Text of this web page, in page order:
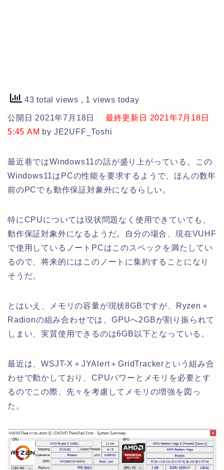
43 total views , 1 views today
公開日 2021年7月18日
最終更新日 2021年7月18日
5:45 AM by JE2UFF_Toshi
最近巷ではWindows11の話が盛り上がっている。この
Windows11はPCの性能を要求するようで、ほんの数年
前のPCでも動作保証対象外になるらしい。
特にCPUについては現状問題なく使用できていても、
動作保証対象外になるようだ。自分の場合、現在VUHF
で使用しているノートPCはこのスペックを満たしてい
るので、将来的にはこのノートに集約することになり
そうだ。
とはいえ、メモリの容量が現状8GBですが、Ryzen＋
Radionの組み合わせでは、GPUへ2GBが割り振られて
しまい、実質使用できるのは6GB以下となっている。
最近は、WSJT-X＋JYAlert＋GridTrackerという組み合
わせで動かしており、CPUパワーとメモリを必要とす
るのでこの際、先々を考慮してメモリの増強を図っ
た。